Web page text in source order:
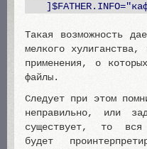
Такая возможность
мелкого
применения, о
файлы.
Следует при этом
неправильно, или
существует, то вся
будет